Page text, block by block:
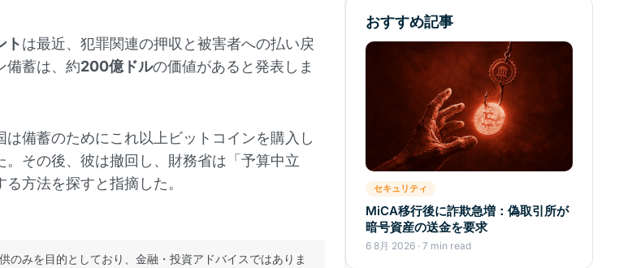
トは最近、犯罪関連の押収と被害者への払い戻
備蓄は、約200億ドルの価値があると発表しま
は備蓄のためにこれ以上ビットコインを購入し
その後、彼は撤回し、財務省は「予算中立
方法を探すと指摘した。
のみを目的としており、金融・投資アドバイスではありま
おすすめ記事
セキュリティ
MiCA移行後に詐欺急増：偽取引所が
暗号資産の送金を要求
6 8月 2026 · 7 min read